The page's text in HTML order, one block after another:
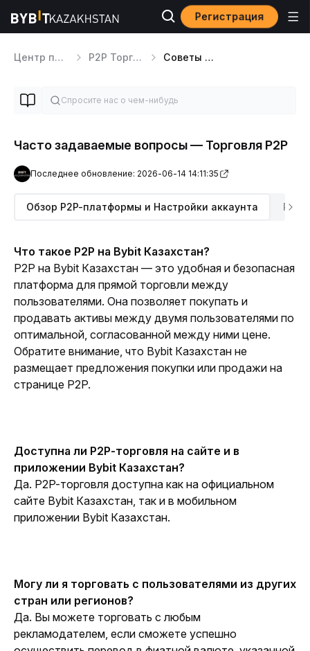
Регистрация
Центр поддержки P2P Торговля Советы по P2P-трейдингу
Часто задаваемые вопросы — Торговля P2P
Последнее обновление: 2026-06-14 14:11:35
Обзор P2P-платформы и Настройки аккаунта P2P-
Что такое P2P на Bybit Казахстан?
P2P на Bybit Казахстан — это удобная и безопасная
платформа для прямой торговли между
пользователями. Она позволяет покупать и
продавать активы между двумя пользователями по
оптимальной, согласованной между ними цене.
Обратите внимание, что Bybit Казахстан не
размещает предложения покупки или продажи на
странице P2P.
Доступна ли P2P-торговля на сайте и в
приложении Bybit Казахстан?
Да. P2P-торговля доступна как на официальном
сайте Bybit Казахстан, так и в мобильном
приложении Bybit Казахстан.
Могу ли я торговать с пользователями из других
стран или регионов?
Да. Вы можете торговать с любым
рекламодателем, если сможете успешно